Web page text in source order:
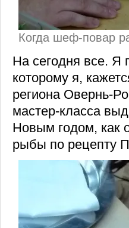
Когда шеф-повар
На сегодня все. Я
которому я,
региона Овернь-
мастер-класса
Новым годом, как
рыбы по рецепту